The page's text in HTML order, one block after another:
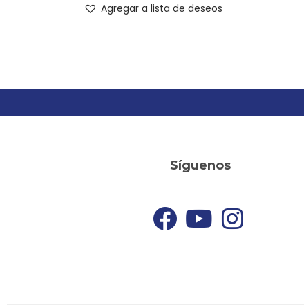
Agregar a lista de deseos
Síguenos